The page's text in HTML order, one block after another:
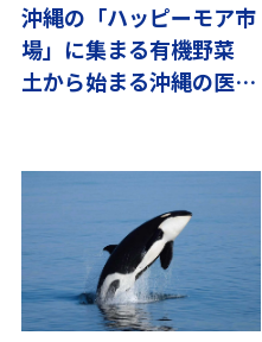
沖縄の「ハッピーモア市
場」に集まる有機野菜
土から始まる沖縄の医食